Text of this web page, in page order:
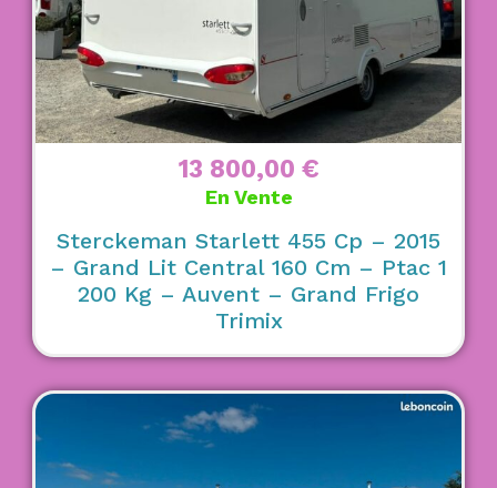
13 800,00 €
En Vente
Sterckeman Starlett 455 Cp – 2015
– Grand Lit Central 160 Cm – Ptac 1
200 Kg – Auvent – Grand Frigo
Trimix